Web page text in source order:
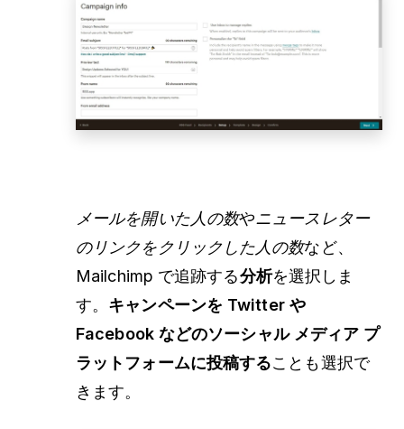
メールを開いた人の数やニュースレター
のリンクをクリックした人の数など、
Mailchimp で追跡する分析を選択しま
す。 キャンペーンを Twitter や
Facebook などのソーシャル メディア プ
ラットフォームに投稿することも選択で
きます。